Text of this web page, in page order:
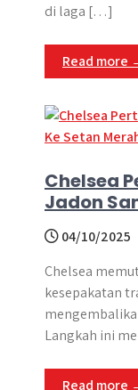
di laga […]
Read more
Chelsea
Jadon
04/10/2025
Chelsea
kesepakatan
Langkah ini
Read more